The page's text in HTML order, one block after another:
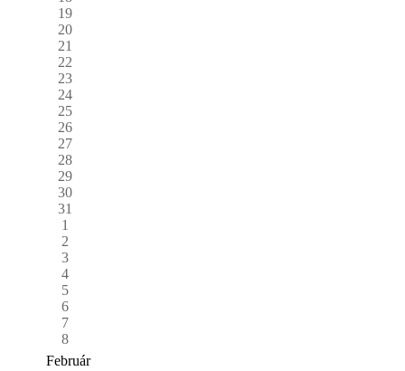
19
20
21
22
23
24
25
26
27
28
29
30
31
1
2
3
4
5
6
7
8
Február